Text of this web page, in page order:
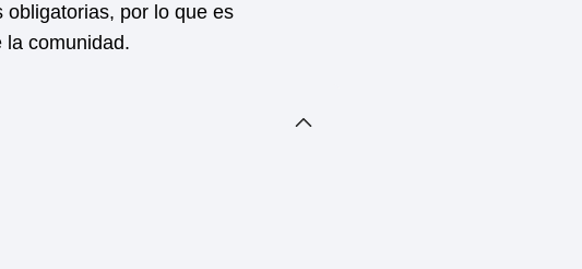
obligatorias, por lo que es
la comunidad.